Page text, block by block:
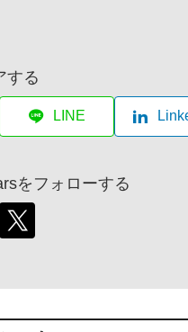
する
LINE
をフォローする